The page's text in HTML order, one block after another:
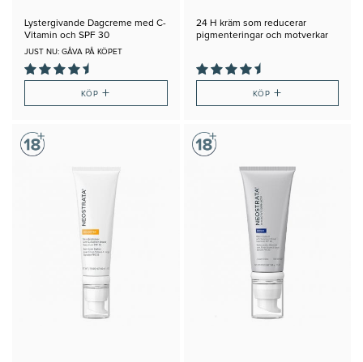
Lystergivande Dagcreme med C-
Vitamin och SPF 30
JUST NU: GÅVA PÅ KÖPET
KÖP+
24 H kräm som reducerar
pigmenteringar och motverkar
KÖP +